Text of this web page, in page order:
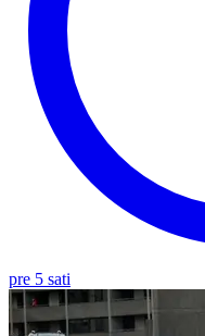
pre 5 sati